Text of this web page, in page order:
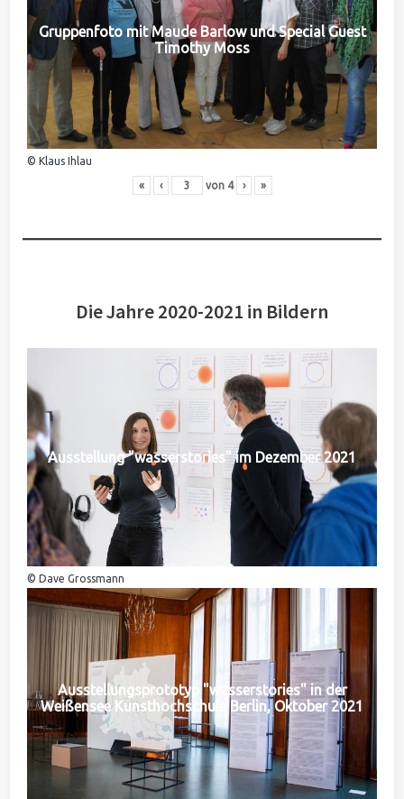
Gruppenfoto mit Maude Barlow und Special Guest
Timothy Moss
© Klaus Ihlau
« ‹ von 4 › »
Die Jahre 2020-2021 in Bildern
Ausstellung "wasserstories" im Dezember 2021
© Dave Grossmann
Ausstellungsprototyp "wasserstories" in der
Weißensee Kunsthochschule Berlin, Oktober 2021